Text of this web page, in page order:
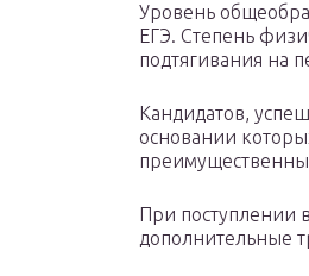
Уровень
ЕГЭ. Степень
подтягивания на
Кандидатов,
основании
При поступлении
дополнительные